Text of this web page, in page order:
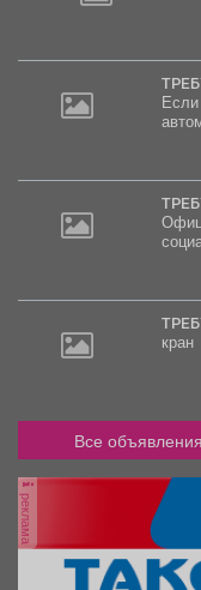
кран
Все объявления
реклама